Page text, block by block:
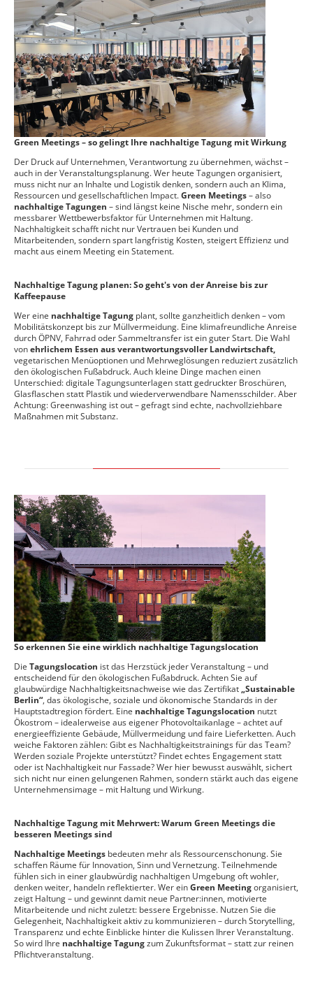
Green Meetings – so gelingt Ihre nachhaltige Tagung mit Wirkung
Der Druck auf Unternehmen, Verantwortung zu übernehmen, wächst –
auch in der Veranstaltungsplanung. Wer heute Tagungen organisiert,
muss nicht nur an Inhalte und Logistik denken, sondern auch an Klima,
Ressourcen und gesellschaftlichen Impact. Green Meetings – also
nachhaltige Tagungen – sind längst keine Nische mehr, sondern ein
messbarer Wettbewerbsfaktor für Unternehmen mit Haltung.
Nachhaltigkeit schafft nicht nur Vertrauen bei Kunden und
Mitarbeitenden, sondern spart langfristig Kosten, steigert Effizienz und
macht aus einem Meeting ein Statement.
Nachhaltige Tagung planen: So geht's von der Anreise bis zur
Kaffeepause
Wer eine nachhaltige Tagung plant, sollte ganzheitlich denken – vom
Mobilitätskonzept bis zur Müllvermeidung. Eine klimafreundliche Anreise
durch ÖPNV, Fahrrad oder Sammeltransfer ist ein guter Start. Die Wahl
von ehrlichem Essen aus verantwortungsvoller Landwirtschaft,
vegetarischen Menüoptionen und Mehrweglösungen reduziert zusätzlich
den ökologischen Fußabdruck. Auch kleine Dinge machen einen
Unterschied: digitale Tagungsunterlagen statt gedruckter Broschüren,
Glasflaschen statt Plastik und wiederverwendbare Namensschilder. Aber
Achtung: Greenwashing ist out – gefragt sind echte, nachvollziehbare
Maßnahmen mit Substanz.
So erkennen Sie eine wirklich nachhaltige Tagungslocation
Die Tagungslocation ist das Herzstück jeder Veranstaltung – und
entscheidend für den ökologischen Fußabdruck. Achten Sie auf
glaubwürdige Nachhaltigkeitsnachweise wie das Zertifikat „Sustainable
Berlin“, das ökologische, soziale und ökonomische Standards in der
Hauptstadtregion fördert. Eine nachhaltige Tagungslocation nutzt
Ökostrom – idealerweise aus eigener Photovoltaikanlage – achtet auf
energieeffiziente Gebäude, Müllvermeidung und faire Lieferketten. Auch
weiche Faktoren zählen: Gibt es Nachhaltigkeitstrainings für das Team?
Werden soziale Projekte unterstützt? Findet echtes Engagement statt
oder ist Nachhaltigkeit nur Fassade? Wer hier bewusst auswählt, sichert
sich nicht nur einen gelungenen Rahmen, sondern stärkt auch das eigene
Unternehmensimage – mit Haltung und Wirkung.
Nachhaltige Tagung mit Mehrwert: Warum Green Meetings die
besseren Meetings sind
Nachhaltige Meetings bedeuten mehr als Ressourcenschonung. Sie
schaffen Räume für Innovation, Sinn und Vernetzung. Teilnehmende
fühlen sich in einer glaubwürdig nachhaltigen Umgebung oft wohler,
denken weiter, handeln reflektierter. Wer ein Green Meeting organisiert,
zeigt Haltung – und gewinnt damit neue Partner:innen, motivierte
Mitarbeitende und nicht zuletzt: bessere Ergebnisse. Nutzen Sie die
Gelegenheit, Nachhaltigkeit aktiv zu kommunizieren – durch Storytelling,
Transparenz und echte Einblicke hinter die Kulissen Ihrer Veranstaltung.
So wird Ihre nachhaltige Tagung zum Zukunftsformat – statt zur reinen
Pflichtveranstaltung.